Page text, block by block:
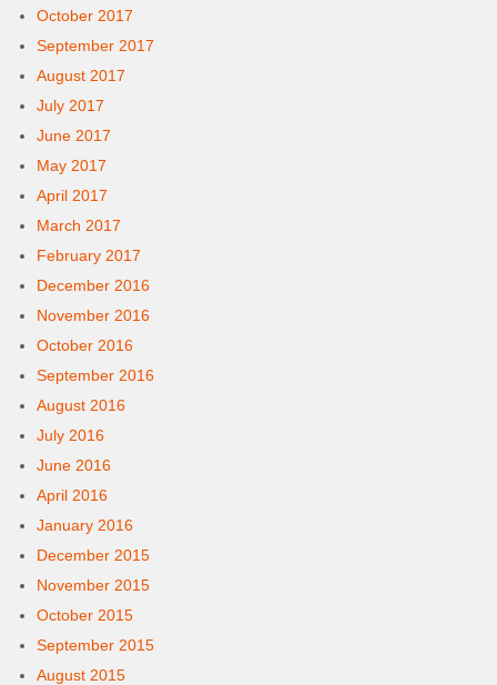
October 2017
September 2017
August 2017
July 2017
June 2017
May 2017
April 2017
March 2017
February 2017
December 2016
November 2016
October 2016
September 2016
August 2016
July 2016
June 2016
April 2016
January 2016
December 2015
November 2015
October 2015
September 2015
August 2015